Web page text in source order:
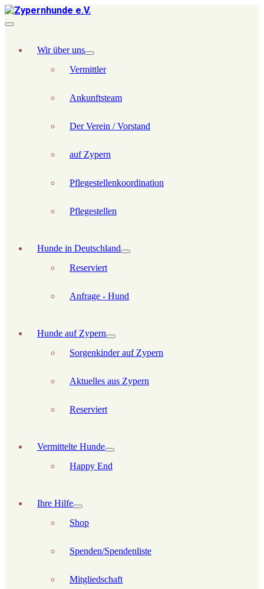
Wir über uns
Vermittler
Ankunftsteam
Der Verein / Vorstand
auf Zypern
Pflegestellenkoordination
Pflegestellen
Hunde in Deutschland
Reserviert
Anfrage - Hund
Hunde auf Zypern
Sorgenkinder auf Zypern
Aktuelles aus Zypern
Reserviert
Vermittelte Hunde
Happy End
Ihre Hilfe
Shop
Spenden/Spendenliste
Mitgliedschaft